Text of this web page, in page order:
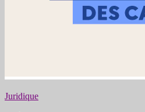
Juridique